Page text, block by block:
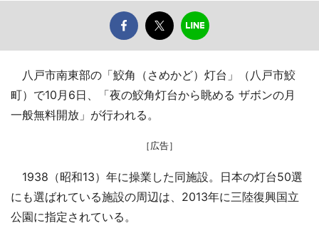
八戸市南東部の「鮫角（さめかど）灯台」（八戸市鮫
町）で10月6日、「夜の鮫角灯台から眺める ザボンの月
一般無料開放」が行われる。
［広告］
1938（昭和13）年に操業した同施設。日本の灯台50選
にも選ばれている施設の周辺は、2013年に三陸復興国立
公園に指定されている。